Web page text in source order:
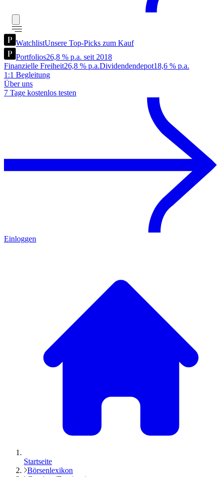
WatchlistUnsere Top-Picks zum Kauf
Portfolios26,8 % p.a. seit 2018
Finanzielle Freiheit26,8 % p.a.Dividendendepot18,6 % p.a.
1:1 Begleitung
Über uns
7 Tage kostenlos testen
Einloggen
Startseite
Börsenlexikon